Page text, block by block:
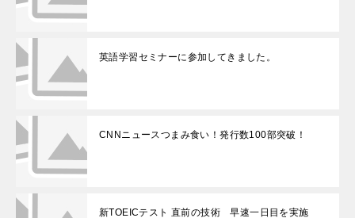
英語学習セミナーに参加してきました。
CNNニュースつまみ食い！発行数100部突破！
新TOEICテスト 直前の技術 早速一日目を実施